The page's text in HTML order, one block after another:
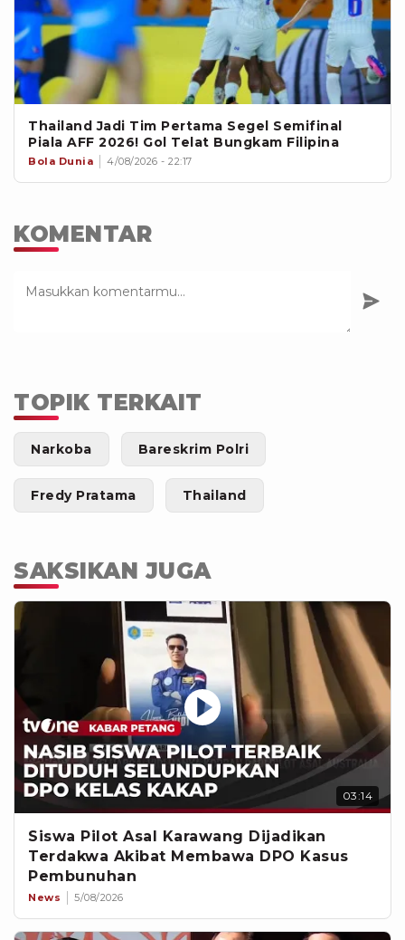
Thailand Jadi Tim Pertama Segel Semifinal
Piala AFF 2026! Gol Telat Bungkam Filipina
Bola Dunia 4/08/2026 - 22:17
KOMENTAR
TOPIK TERKAIT
Narkoba Bareskrim Polri
Fredy Pratama Thailand
SAKSIKAN JUGA
03:14
Siswa Pilot Asal Karawang Dijadikan
Terdakwa Akibat Membawa DPO Kasus
Pembunuhan
News 5/08/2026